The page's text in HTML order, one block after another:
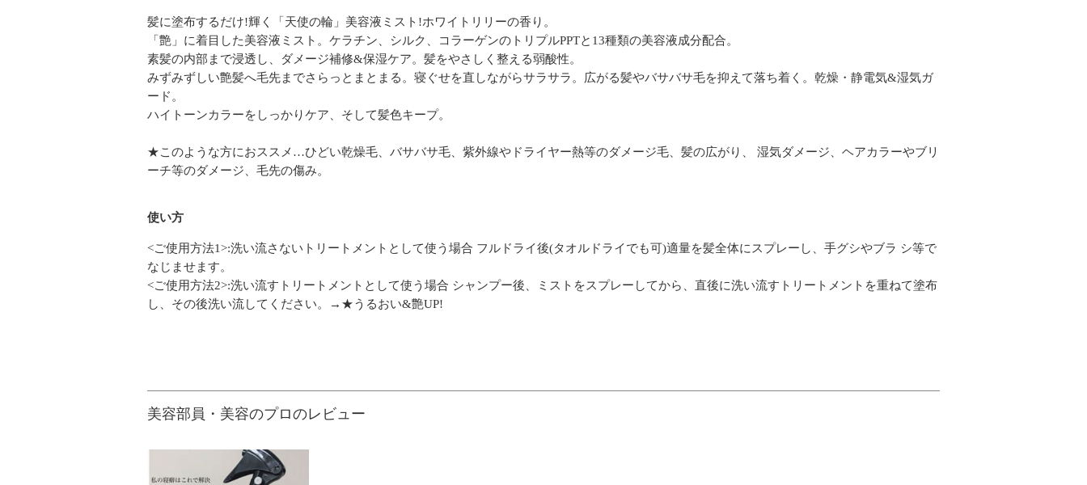
髪に塗布するだけ!輝く「天使の輪」美容液ミスト!ホワイトリリーの香り。
「艶」に着目した美容液ミスト。ケラチン、シルク、コラーゲンのトリプルPPTと13種類の美容液成分配合。
素髪の内部まで浸透し、ダメージ補修&保湿ケア。髪をやさしく整える弱酸性。
みずみずしい艶髪へ毛先までさらっとまとまる。寝ぐせを直しながらサラサラ。広がる髪やバサバサ毛を抑えて落ち着く。乾燥・静電気&湿気ガ
ード。
ハイトーンカラーをしっかりケア、そして髪色キープ。
★このような方におススメ…ひどい乾燥毛、バサバサ毛、紫外線やドライヤー熱等のダメージ毛、髪の広がり、 湿気ダメージ、ヘアカラーやブリ
ーチ等のダメージ、毛先の傷み。
使い方
<ご使用方法1>:洗い流さないトリートメントとして使う場合 フルドライ後(タオルドライでも可)適量を髪全体にスプレーし、手グシやブラ シ等で
なじませます。
<ご使用方法2>:洗い流すトリートメントとして使う場合 シャンプー後、ミストをスプレーしてから、直後に洗い流すトリートメントを重ねて塗布
し、その後洗い流してください。→★うるおい&艶UP!
美容部員・美容のプロのレビュー